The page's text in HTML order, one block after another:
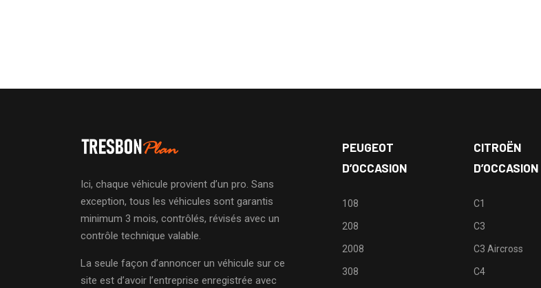
Ici, chaque véhicule provient d’un pro. Sans
exception, tous les véhicules sont garantis
minimum 3 mois, contrôlés, révisés avec un
contrôle technique valable.
La seule façon d’annoncer un véhicule sur ce
site est d’avoir l’entreprise enregistrée avec
PEUGEOT
D’OCCASION
108
208
2008
308
CITROËN
D’OCCASION
C1
C3
C3 Aircross
C4